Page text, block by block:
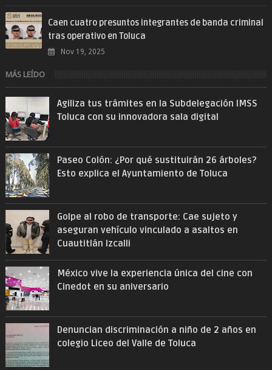
Caen cuatro presuntos integrantes de banda criminal
tras operativo en Toluca
Nov 19, 2025
MÁS LEÍDO
Agiliza tus trámites en la Subdelegación IMSS
Toluca con su innovadora sala digital
Paseo Colón: ¿Por qué sustituirán 26 árboles?
Esto explica el Ayuntamiento de Toluca
Golpe al robo de transporte: Cae sujeto y
aseguran vehículo vinculado a asaltos en
Cuautitlán Izcalli
México vive la experiencia única del cine con
Cinedot en su aniversario
Denuncian discriminación a niño de 2 años en
colegio Liceo del Valle de Toluca